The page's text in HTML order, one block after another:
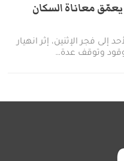
معاناة السكان
فجر الإثنين، إثر انهيار
وتوقف عدة…